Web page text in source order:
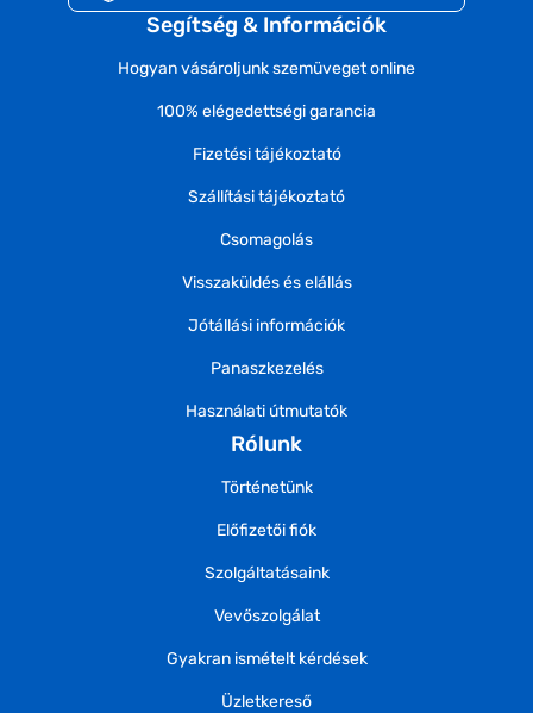
Segítség & Információk
Hogyan vásároljunk szemüveget online
100% elégedettségi garancia
Fizetési tájékoztató
Szállítási tájékoztató
Csomagolás
Visszaküldés és elállás
Jótállási információk
Panaszkezelés
Használati útmutatók
Rólunk
Történetünk
Előfizetői fiók
Szolgáltatásaink
Vevőszolgálat
Gyakran ismételt kérdések
Üzletkereső